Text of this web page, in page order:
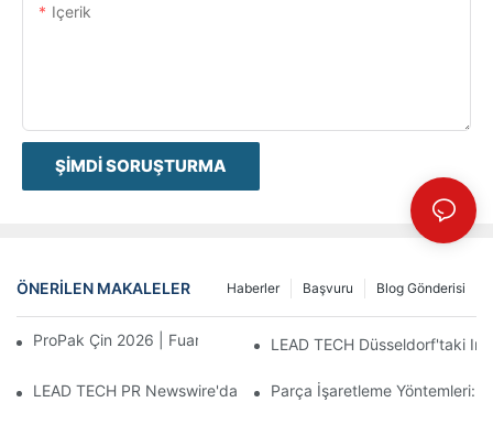
Içerik
ŞIMDI SORUŞTURMA
ÖNERILEN MAKALELER Blog Gönderisi
Başvuru
Haberler
ProPak Çin 2026 | Fuar Biter, Hizmetimiz Bitmez
LEAD TECH Düsseldorf'taki
LEAD TECH PR Newswire'da yer aldı: Interpack 2026
Parça İşaretleme Yöntemleri: